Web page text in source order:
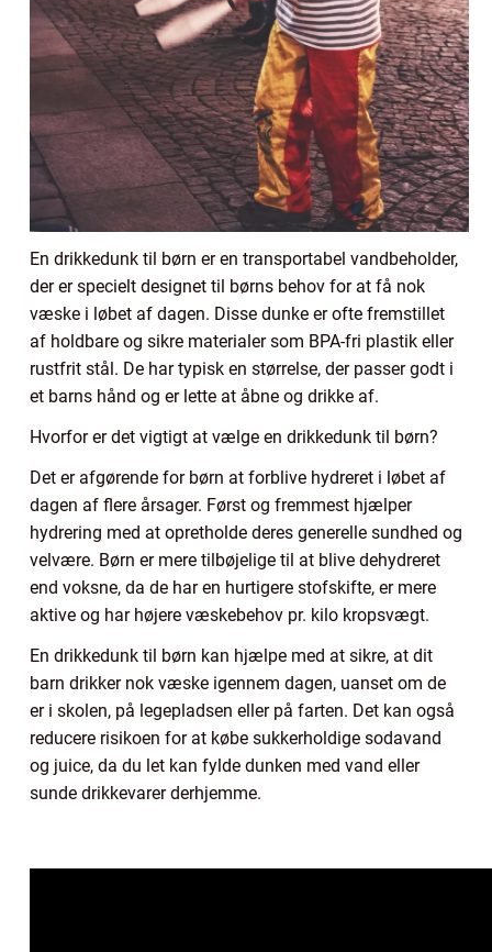
En drikkedunk til børn er en transportabel vandbeholder,
der er specielt designet til børns behov for at få nok
væske i løbet af dagen. Disse dunke er ofte fremstillet
af holdbare og sikre materialer som BPA-fri plastik eller
rustfrit stål. De har typisk en størrelse, der passer godt i
et barns hånd og er lette at åbne og drikke af.
Hvorfor er det vigtigt at vælge en drikkedunk til børn?
Det er afgørende for børn at forblive hydreret i løbet af
dagen af flere årsager. Først og fremmest hjælper
hydrering med at opretholde deres generelle sundhed og
velvære. Børn er mere tilbøjelige til at blive dehydreret
end voksne, da de har en hurtigere stofskifte, er mere
aktive og har højere væskebehov pr. kilo kropsvægt.
En drikkedunk til børn kan hjælpe med at sikre, at dit
barn drikker nok væske igennem dagen, uanset om de
er i skolen, på legepladsen eller på farten. Det kan også
reducere risikoen for at købe sukkerholdige sodavand
og juice, da du let kan fylde dunken med vand eller
sunde drikkevarer derhjemme.